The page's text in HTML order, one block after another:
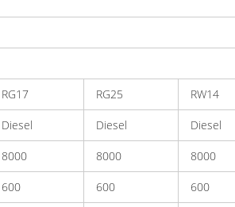
RG17 RG25 RW14
Diesel Diesel Diesel
8000 8000 8000
600 600 600